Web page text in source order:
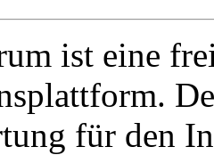
ist eine
für den